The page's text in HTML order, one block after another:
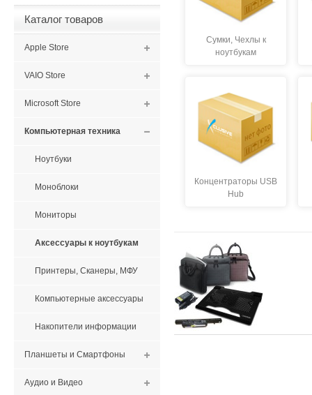
Каталог товаров
Apple Store
VAIO Store
Microsoft Store
Компьютерная техника
Ноутбуки
Моноблоки
Мониторы
Аксессуары к ноутбукам
Принтеры, Сканеры, МФУ
Компьютерные аксессуары
Накопители информации
Планшеты и Смартфоны
Аудио и Видео
Сумки, Чехлы к
ноутбукам
Концентраторы USB
Hub